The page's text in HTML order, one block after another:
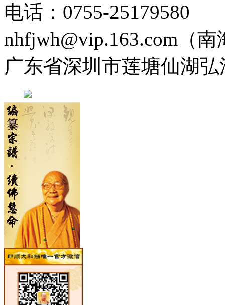
电话：0755-25179580
nhfjwh@vip.163.com（南
广东省深圳市莲塘仙湖弘